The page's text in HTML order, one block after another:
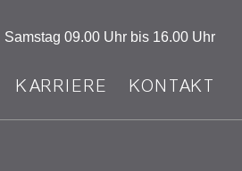
Samstag 09.00 Uhr bis 16.00 Uhr
KARRIERE KONTAKT